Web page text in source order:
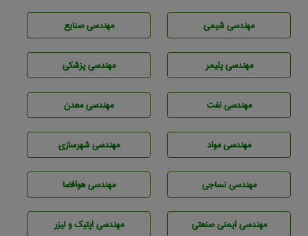
مهندسي شيمی مهندسی صنايع
مهندسی پليمر مهندسی پزشکی
مهندسی نفت مهندسی معدن
مهندسی مواد مهندسی شهرسازی
مهندسي نساجی مهندسی هوافضا
مهندسی ایمنی صنعتی مهندسی اپتیک و لیزر